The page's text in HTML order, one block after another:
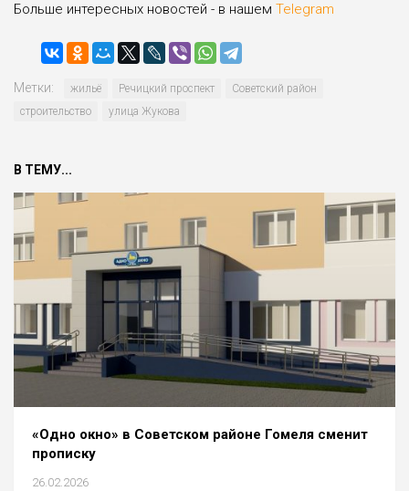
Больше интересных новостей - в нашем Telegram
Метки: жильё Речицкий проспект
Советский район
строительство
улица Жукова
В ТЕМУ...
«Одно окно» в Советском районе Гомеля сменит
прописку
26.02.2026